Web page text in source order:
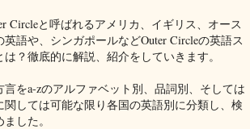
Circleと呼ばれるアメリカ、イギリス、オース
英語や、シンガポールなどOuter Circleの英語ス
？徹底的に解説、紹介をしていきます。
をa-zのアルファベット別、品詞別、そしては
関しては可能な限り各国の英語別に分類し、検
した。